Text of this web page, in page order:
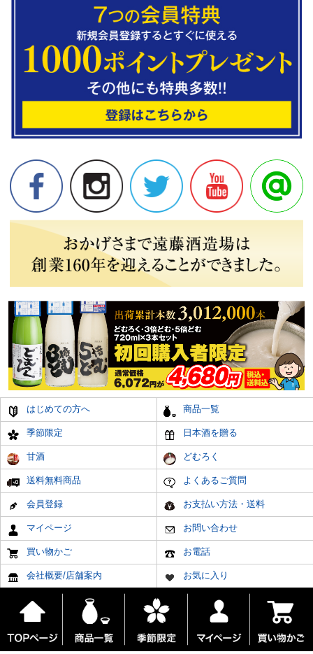
はじめての方へ 商品一覧
季節限定 日本酒を贈る
甘酒 どむろく
送料無料商品 よくあるご質問
会員登録 お支払い方法・送料
マイページ お問い合わせ
買い物かご お電話
会社概要/店舗案内 お気に入り